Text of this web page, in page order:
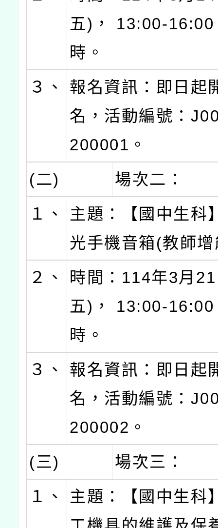
五)， 13:00-16:00
時。
３、
報名資訊：即日起
名，活動編號：
200001。
(二)
場次二：
１、
主題：【國中生科
光手機音箱(教師
２、
時間：114年3月
五)， 13:00-16:00
時。
３、
報名資訊：即日起
名，活動編號：
200002。
(三)
場次三：
１、
主題：【國中生科